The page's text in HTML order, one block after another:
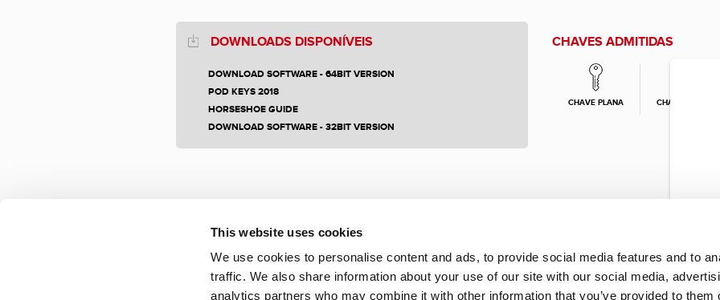
This website uses cookies
We use cookies to personalise content and ads, to provide social media features and to
traffic. We also share information about your use of our site with our social media,
analytics partners who may combine it with other information that you’ve provided to them
DOWNLOADS DISPONÍVEIS
DOWNLOAD SOFTWARE - 64BIT VERSION
POD KEYS 2018
HORSESHOE GUIDE
DOWNLOAD SOFTWARE - 32BIT VERSION
CHAVES ADMITIDAS
CHAVE PLANA CHAVE LASER